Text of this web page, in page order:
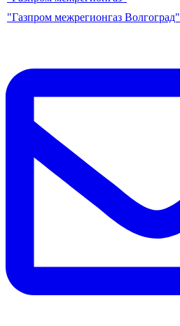
"Газпром межрегионгаз Волгоград"